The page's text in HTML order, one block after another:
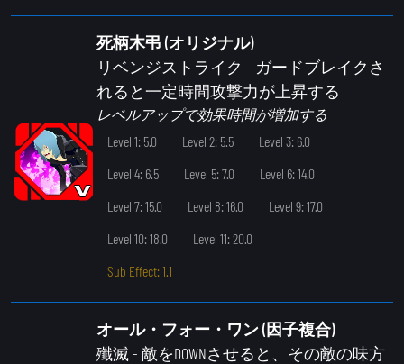
死柄木弔 (オリジナル)
リベンジストライク - ガードブレイクさ
れると一定時間攻撃力が上昇する
レベルアップで効果時間が増加する
Level 1: 5.0
Level 2: 5.5
Level 3: 6.0
Level 4: 6.5
Level 5: 7.0
Level 6: 14.0
Level 7: 15.0
Level 8: 16.0
Level 9: 17.0
Level 10: 18.0
Level 11: 20.0
Sub Effect: 1.1
オール・フォー・ワン (因子複合)
殲滅- 敵をDOWNさせると、その敵の味方